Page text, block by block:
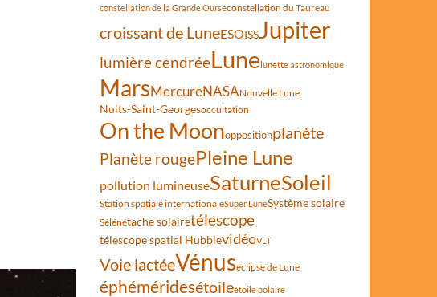
constellation de la Grande Ourseconstellation du Taureau
croissant de LuneESOISSJupiter
lumière cendréeLunelunette astronomique
MarsMercureNASANouvelle Lune
Nuits-Saint-Georgesoccultation
On the Moonoppositionplanète
Planète rougePleine Lune
pollution lumineuseSaturneSoleil
Station spatiale internationaleSuper LuneSystème solaire
Sélénétache solairetélescope
télescope spatial HubblevidéoVLT
Voie lactéeVénuséclipse de Lune
éphéméridesétoileétoile polaire